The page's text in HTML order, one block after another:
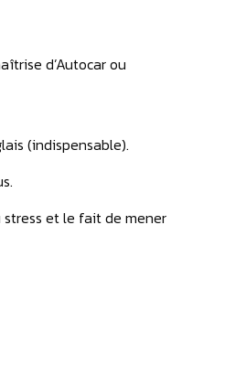
d’Autocar ou
(indispensable).
et le fait de mener